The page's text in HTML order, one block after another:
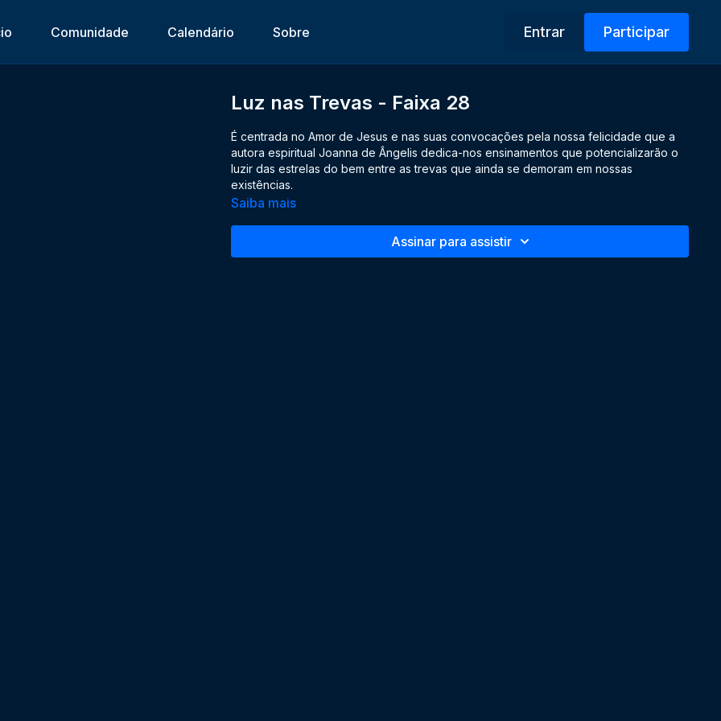
Comunidade Calendário Sobre Entrar Participar
Luz nas Trevas - Faixa 28
É centrada no Amor de Jesus e nas suas convocações pela nossa felicidade que a
autora espiritual Joanna de Ângelis dedica-nos ensinamentos que potencializarão o
luzir das estrelas do bem entre as trevas que ainda se demoram em nossas
existências.
Saiba mais
Assinar para assistir